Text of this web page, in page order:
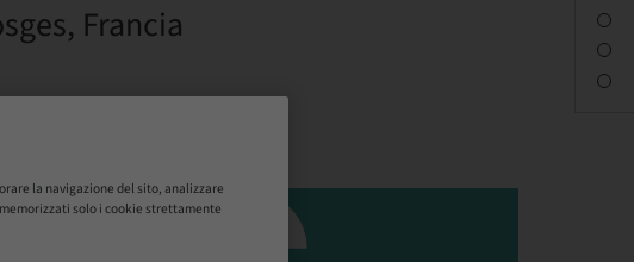
Francia
la navigazione del sito, analizzare
solo i cookie strettamente